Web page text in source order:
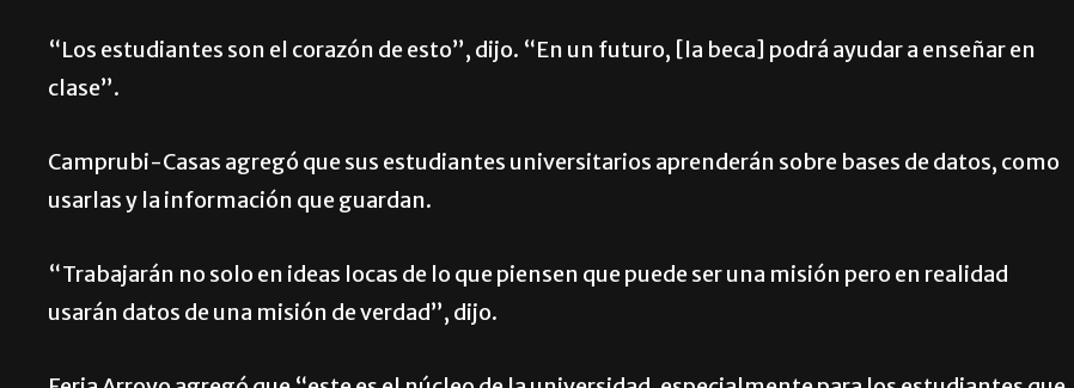
“Los estudiantes son el corazón de esto”, dijo. “En un futuro, [la beca] podrá ayudar a enseñar en
clase”.
Camprubi-Casas agregó que sus estudiantes universitarios aprenderán sobre bases de datos, como
usarlas y la información que guardan.
“Trabajarán no solo en ideas locas de lo que piensen que puede ser una misión pero en realidad
usarán datos de una misión de verdad”, dijo.